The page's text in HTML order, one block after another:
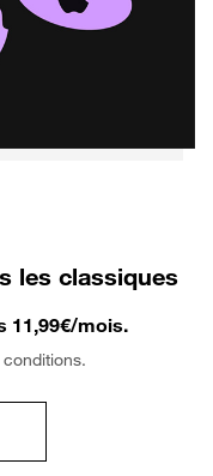
les classiques
11,99€/mois.